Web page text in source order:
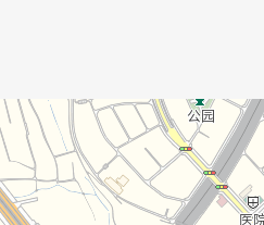
、洗车空间等的充实的共用设
4LDK